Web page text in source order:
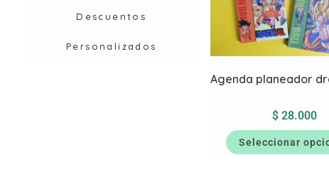
Descuentos
Personalizados
Agenda planeador
$28.000
Seleccionar